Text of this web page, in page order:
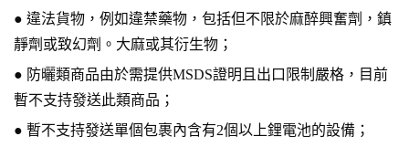
● 違法貨物，例如違禁藥物，包括但不限於麻醉興奮劑，鎮
靜劑或致幻劑。大麻或其衍生物；
● 防曬類商品由於需提供MSDS證明且出口限制嚴格，目前
暫不支持發送此類商品；
● 暫不支持發送單個包裹內含有2個以上鋰電池的設備；